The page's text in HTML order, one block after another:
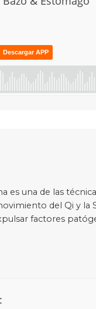
es una de las
del Qi y la
factores